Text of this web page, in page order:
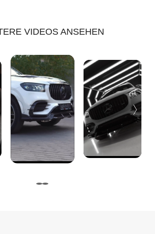
VIDEOS ANSEHEN